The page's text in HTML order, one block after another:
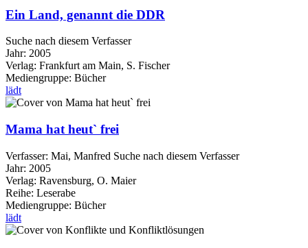
Ein Land, genannt die DDR
Suche nach diesem Verfasser
Jahr: 2005
Verlag: Frankfurt am Main, S. Fischer
Mediengruppe: Bücher
lädt
Mama hat heut` frei
Verfasser: Mai, Manfred Suche nach diesem Verfasser
Jahr: 2005
Verlag: Ravensburg, O. Maier
Reihe: Leserabe
Mediengruppe: Bücher
lädt